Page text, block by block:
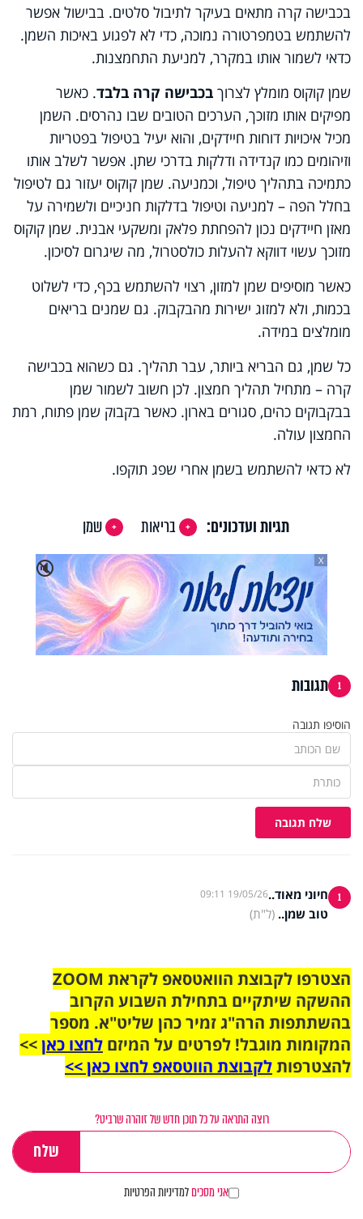
בכבישה קרה מתאים בעיקר לתיבול סלטים. בבישול אפשר
להשתמש בטמפרטורה נמוכה, כדי לא לפגוע באיכות השמן.
כדאי לשמור אותו במקרר, למניעת התחמצנות.
שמן קוקוס מומלץ לצרוך בכבישה קרה בלבד. כאשר
מפיקים אותו מזוכך, הערכים הטובים שבו נהרסים. השמן
מכיל איכויות דוחות חיידקים, והוא יעיל בטיפול בפטריות
וזיהומים כמו קנדידה ודלקות בדרכי שתן. אפשר לשלב אותו
כתמיכה בתהליך טיפול, וכמניעה. שמן קוקוס יעזור גם לטיפול
בחלל הפה – למניעה וטיפול בדלקות חניכיים ולשמירה על
מאזן חיידקים נכון להפחתת פלאק ומשקעי אבנית. שמן קוקוס
מזוכך עשוי דווקא להעלות כולסטרול, מה שיגרום לסיכון.
כאשר מוסיפים שמן למזון, רצוי להשתמש בכף, כדי לשלוט
בכמות, ולא למזוג ישירות מהבקבוק. גם שמנים בריאים
מומלצים במידה.
כל שמן, גם הבריא ביותר, עבר תהליך. גם כשהוא בכבישה
קרה – מתחיל תהליך חמצון. לכן חשוב לשמור שמן
בבקבוקים כהים, סגורים בארון. כאשר בקבוק שמן פתוח, רמת
החמצון עולה.
לא כדאי להשתמש בשמן אחרי שפג תוקפו.
תגיות ועדכונים: בריאות
שמן
🔇
X
1 תגובות
הוסיפו תגובה
שלח תגובה
1 חיוני מאוד..19/05/26 09:11
טוב שמן.. (ל"ת)
הצטרפו לקבוצת הוואטסאפ לקראת ZOOM
ההשקה שיתקיים בתחילת השבוע הקרוב
בהשתתפות הרה"ג זמיר כהן שליט"א. מספר
המקומות מוגבל! לפרטים על המיזם לחצו כאן>>
להצטרפותלקבוצת הווטסאפ לחצו כאן >>
רוצה התראה על כל תוכן חדש של זוהרה שרביט?
אני מסכיםלמדיניות הפרטיות